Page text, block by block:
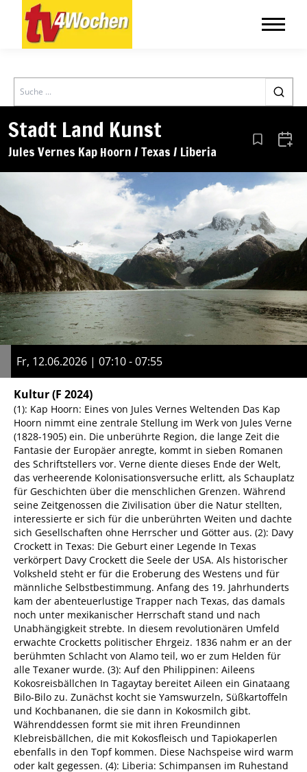
Search
Stadt Land Kunst
Jules Vernes Kap Hoorn / Texas / Liberia Aus den
Fr, 12.06.2026 | 07:10 - 07:55
Kultur(F 2024)
(1): Kap Hoorn: Eines von Jules Vernes Weltenden Das Kap
Hoorn nimmt eine zentrale Stellung im Werk von Jules Verne
(1828-1905) ein. Die unberührte Region, die lange Zeit die
Fantasie der Europäer anregte, kommt in sieben Romanen
des Schriftstellers vor. Verne diente dieses Ende der Welt,
das verheerende Kolonisationsversuche erlitt, als Schauplatz
für Geschichten über die menschlichen Grenzen. Während
seine Zeitgenossen die Zivilisation über die Natur stellten,
interessierte er sich für die unberührten Weiten und dachte
sich Gesellschaften ohne Herrscher und Götter aus. (2): Davy
Crockett in Texas: Die Geburt einer Legende In Texas
verkörpert Davy Crockett die Seele der USA. Als historischer
Volksheld steht er für die Eroberung des Westens und für
männliche Selbstbestimmung. Anfang des 19. Jahrhunderts
kam der abenteuerlustige Trapper nach Texas, das damals
noch unter mexikanischer Herrschaft stand und nach
Unabhängigkeit strebte. In diesem revolutionären Umfeld
erwachte Crocketts politischer Ehrgeiz. 1836 nahm er an der
berühmten Schlacht von Alamo teil, wo er zum Helden für
alle Texaner wurde. (3): Auf den Philippinen: Aileens
Kokosreisbällchen In Tagaytay bereitet Aileen ein Ginataang
Bilo-Bilo zu. Zunächst kocht sie Yamswurzeln, Süßkartoffeln
und Kochbananen, die sie dann in Kokosmilch gibt.
Währenddessen formt sie mit ihren Freundinnen
Klebreisbällchen, die mit Kokosfleisch und Tapiokaperlen
ebenfalls in den Topf kommen. Diese Nachspeise wird warm
oder kalt gegessen. (4): Liberia: Schimpansen im Ruhestand